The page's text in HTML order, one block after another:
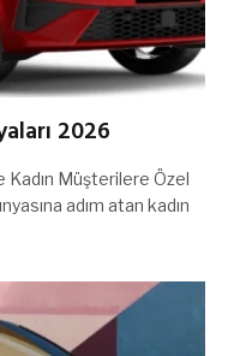
2026
Kadın Müşterilere Özel
adım atan kadın